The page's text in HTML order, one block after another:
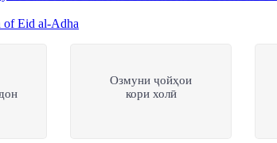
of Eid al-Adha
Озмуни ҷойҳои
кори холӣ